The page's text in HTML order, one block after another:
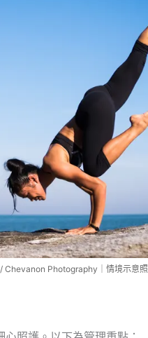
Chevanon Photography｜情境示意照